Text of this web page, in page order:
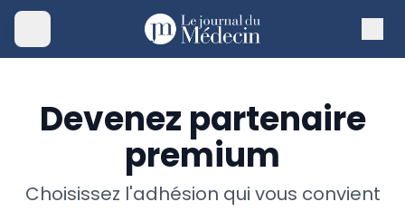
Devenez partenaire
premium
Choisissez l'adhésion qui vous convient